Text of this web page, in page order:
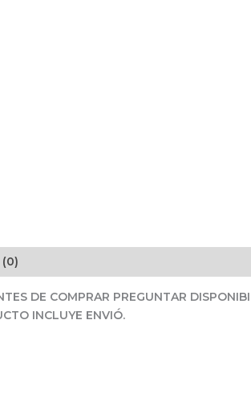
DE COMPRAR PREGUNTAR
INCLUYE ENVIÓ.